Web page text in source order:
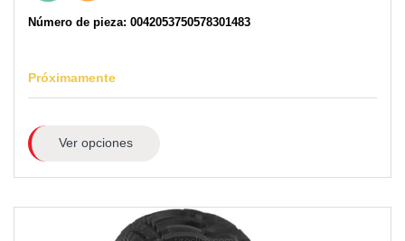
Número de pieza: 0042053750578301483
Próximamente
Ver opciones